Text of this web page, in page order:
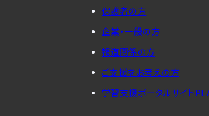
保護者の方
企業・一般の方
報道関係の方
ご支援をお考えの方
学習支援ポータルサイト